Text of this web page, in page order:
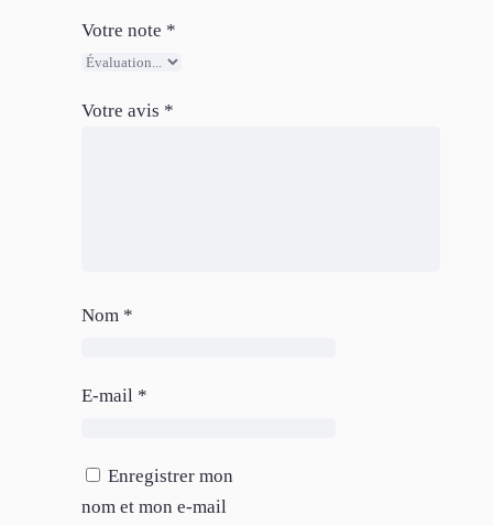
Votre note *
Votre avis *
Nom *
E-mail *
Enregistrer mon
nom et mon e-mail